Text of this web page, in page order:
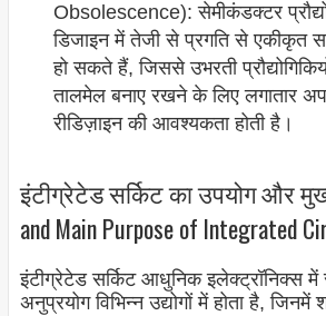
Obsolescence): सेमीकंडक्टर
डिजाइन में तेजी से प्रगति से एकीकृत
हो सकते हैं, जिससे उभरती
तालमेल बनाए रखने के लिए लगातार
रीडिज़ाइन की आवश्यकता होती है।
इंटीग्रेटेड सर्किट का उपयोग और
and Main Purpose of Integrated
इंटीग्रेटेड सर्किट आधुनिक इलेक्ट्रॉनिक्स में
अनुप्रयोग विभिन्न उद्योगों में होता है, जिनमें